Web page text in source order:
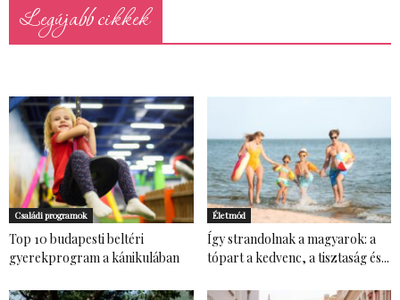
Legújabb cikkek
Családi programok
Top 10 budapesti beltéri
gyerekprogram a kánikulában
Életmód
Így strandolnak a magyarok: a
tópart a kedvenc, a tisztaság és...